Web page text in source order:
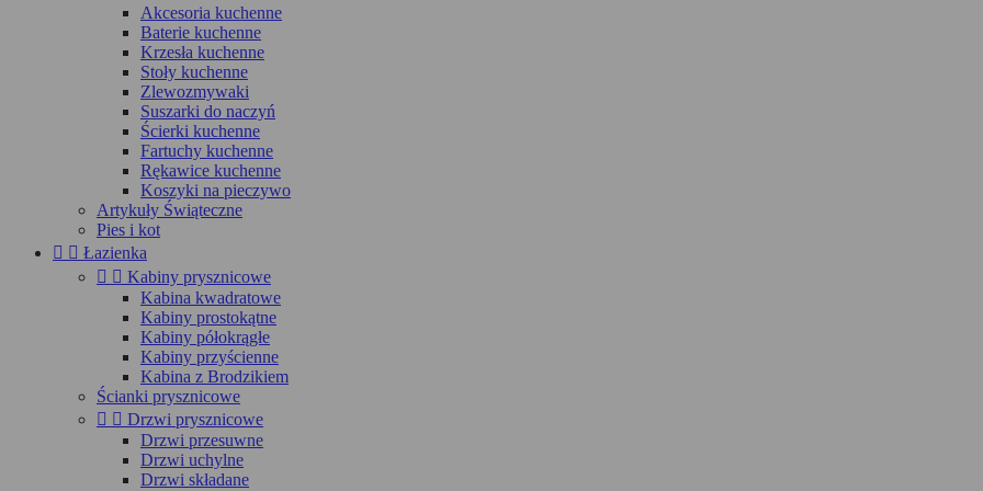
Akcesoria kuchenne
Baterie kuchenne
Krzesła kuchenne
Stoły kuchenne
Zlewozmywaki
Suszarki do naczyń
Ścierki kuchenne
Fartuchy kuchenne
Rękawice kuchenne
Koszyki na pieczywo
Artykuły Świąteczne
Pies i kot
  Łazienka
  Kabiny prysznicowe
Kabina kwadratowe
Kabiny prostokątne
Kabiny półokrągłe
Kabiny przyścienne
Kabina z Brodzikiem
Ścianki prysznicowe
  Drzwi prysznicowe
Drzwi przesuwne
Drzwi uchylne
Drzwi składane